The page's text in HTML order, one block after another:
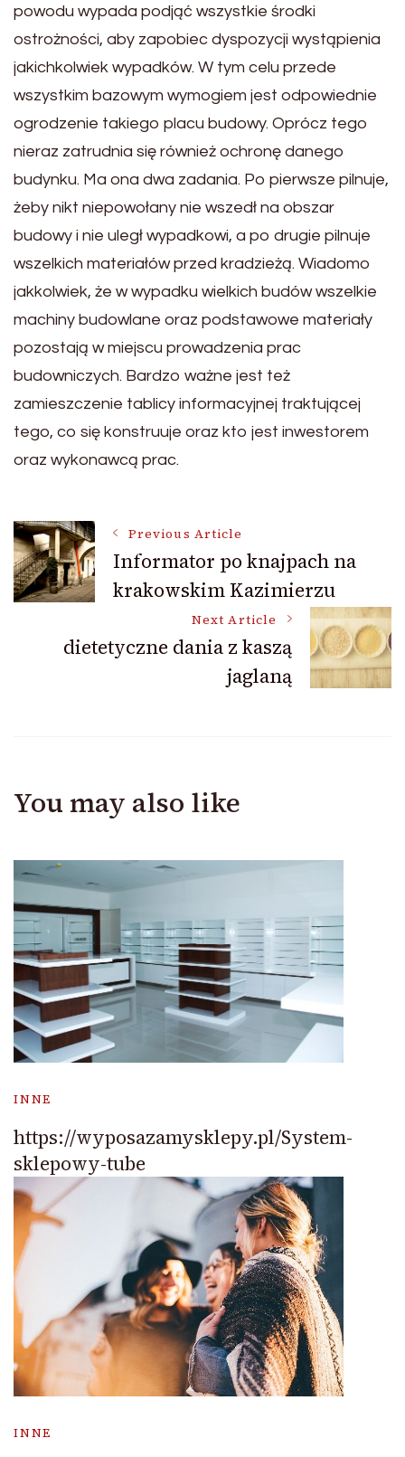
powodu wypada podjąć wszystkie środki
ostrożności, aby zapobiec dyspozycji wystąpienia
jakichkolwiek wypadków. W tym celu przede
wszystkim bazowym wymogiem jest odpowiednie
ogrodzenie takiego placu budowy. Oprócz tego
nieraz zatrudnia się również ochronę danego
budynku. Ma ona dwa zadania. Po pierwsze pilnuje,
żeby nikt niepowołany nie wszedł na obszar
budowy i nie uległ wypadkowi, a po drugie pilnuje
wszelkich materiałów przed kradzieżą. Wiadomo
jakkolwiek, że w wypadku wielkich budów wszelkie
machiny budowlane oraz podstawowe materiały
pozostają w miejscu prowadzenia prac
budowniczych. Bardzo ważne jest też
zamieszczenie tablicy informacyjnej traktującej
tego, co się konstruuje oraz kto jest inwestorem
oraz wykonawcą prac.
Post
Navigation
Previous Article
Informator po knajpach na
krakowskim Kazimierzu
Next Article
dietetyczne dania z kaszą
jaglaną
You may also like
INNE
https://wyposazamysklepy.pl/System-
sklepowy-tube
INNE